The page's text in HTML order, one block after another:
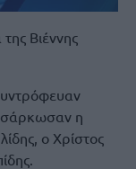
Βιέννης
η
ο Χρίστος